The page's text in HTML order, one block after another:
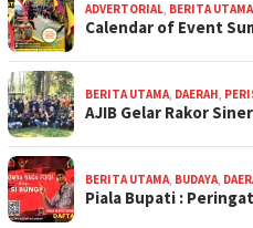
ADVERTORIAL, BERITA UTAMA
Calendar of Event
BERITA UTAMA, DAERAH,
AJIB Gelar Rakor
BERITA UTAMA, BUDAYA,
Piala Bupati :